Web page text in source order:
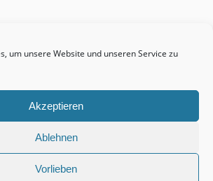
um unsere Website und unseren Service zu
Akzeptieren
Ablehnen
Vorlieben